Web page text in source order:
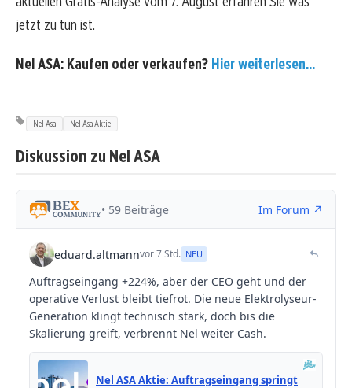
jetzt zu tun ist.
Nel ASA: Kaufen oder verkaufen? Hier weiterlesen...
Nel Asa Nel Asa Aktie
Diskussion zu Nel ASA